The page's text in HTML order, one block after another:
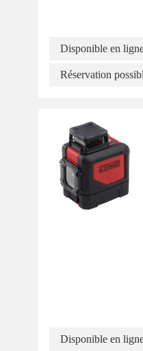
Disponible en
Réservation
Disponible en